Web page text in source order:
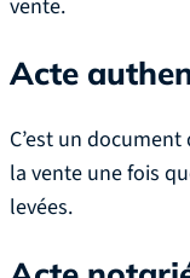
vente.
Acte
C’est un
la vente une fois
levées.